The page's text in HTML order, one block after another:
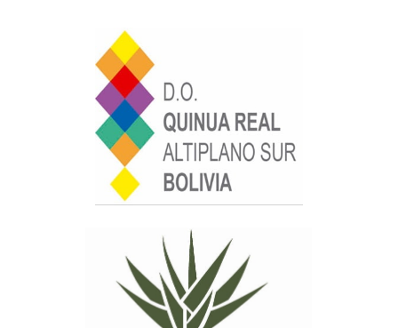
Consejo Regulador de la Quinua Real
del Altiplano Sur de Bolivia
Consejo Regulador del Tequila (CRT)